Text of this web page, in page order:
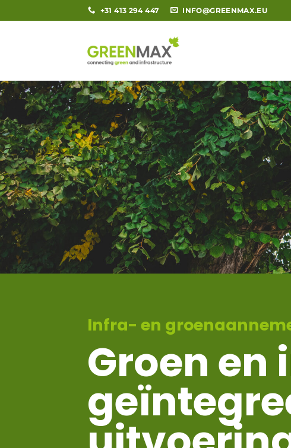
naar
+31 413 294 447 INFO@GREENMAX.EU
Infra- en
Groen